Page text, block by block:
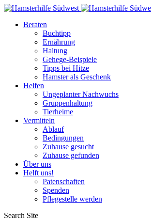
Beraten
Buchtipp
Ernährung
Haltung
Gehege-Beispiele
Tipps bei Hitze
Hamster als Geschenk
Helfen
Ungeplanter Nachwuchs
Gruppenhaltung
Tierheime
Vermitteln
Ablauf
Bedingungen
Zuhause gesucht
Zuhause gefunden
Über uns
Helft uns!
Patenschaften
Spenden
Pflegestelle werden
Search Site